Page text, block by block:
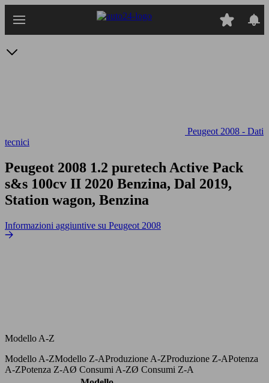
Peugeot 2008 - Dati
tecnici
Peugeot 2008 1.2 puretech Active Pack
s&s 100cv II 2020 Benzina, Dal 2019,
Station wagon, Benzina
Informazioni aggiuntive su Peugeot 2008
Modello A-Z
Modello A-ZModello Z-AProduzione A-ZProduzione Z-APotenza
A-ZPotenza Z-AØ Consumi A-ZØ Consumi Z-A